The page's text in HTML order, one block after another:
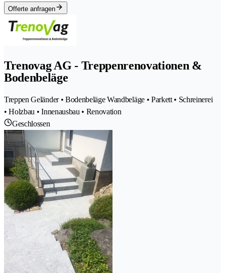
Offerte anfragen
Trenovag AG - Treppenrenovationen &
Bodenbeläge
Treppen Geländer • Bodenbeläge Wandbeläge • Parkett • Schreinerei
• Holzbau • Innenausbau • Renovation
Geschlossen